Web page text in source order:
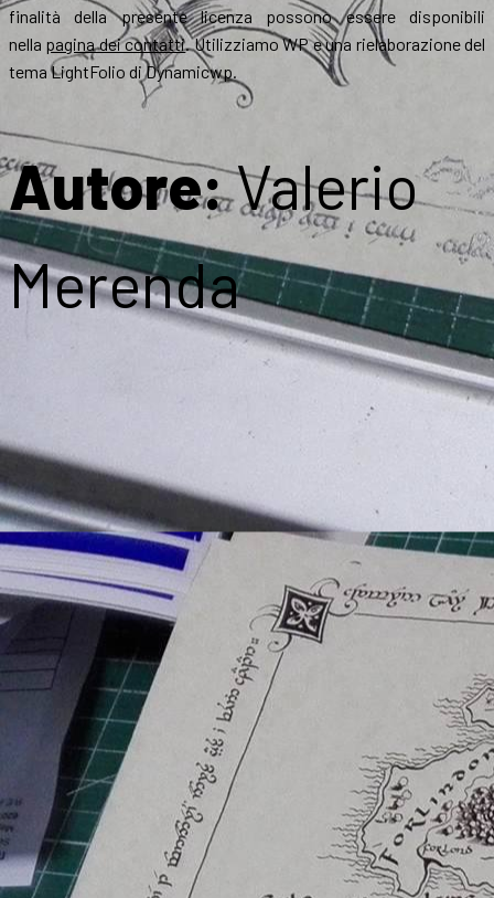
finalità della presente licenza possono essere disponibili
nella pagina dei contatti. Utilizziamo WP e una rielaborazione del
tema LightFolio di Dynamicwp.
Autore:Valerio
Merenda